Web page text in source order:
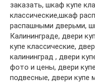
заказать, шкаф купе
классические,шкаф
распашными дверьми,
Калининграде, двери
купе классические,
калининград , двери
фото и цены, двери
подвесные, двери